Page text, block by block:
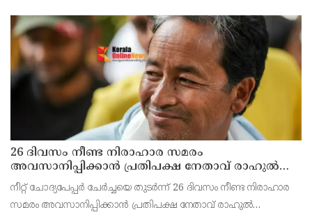
ജീവനൊടുക്കിയസംഭവത്തിൽ കണ്ണൂർ മോറാഴയിലെ ജെംസ്
ഇൻ്റർനാഷനൽ സ്കൂൾ പ്രധാന അധ്
26 ദിവസം നീണ്ട നിരാഹാര സമരം
അവസാനിപ്പിക്കാൻ പ്രതിപക്ഷ നേതാവ് രാഹുൽ
ഗാന്ധിയുടെ സഹായം തേടിയിരുന്നു ; സോനം
വാങ്ചുക്
നീറ്റ് ചോദ്യപേപ്പർ ചേർച്ചയെ തുടർന്ന് 26 ദിവസം നീണ്ട നിരാഹാര
സമരം അവസാനിപ്പിക്കാൻ പ്രതിപക്ഷ നേതാവ് രാഹുൽ